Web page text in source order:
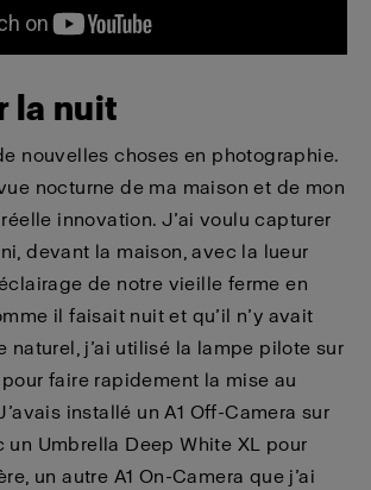
la nuit
nouvelles choses en photographie.
nocturne de ma maison et de mon
innovation. J’ai voulu capturer
devant la maison, avec la lueur
de notre vieille ferme en
il faisait nuit et qu’il n’y avait
naturel, j’ai utilisé la lampe pilote sur
pour faire rapidement la mise au
installé un A1 Off-Camera sur
un Umbrella Deep White XL pour
un autre A1 On-Camera que j’ai